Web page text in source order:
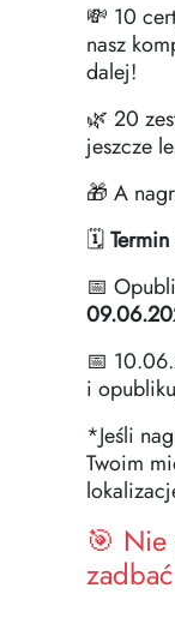
💸 10
nasz
dalej!
🌿 20
jeszcze
🎁 A
🗓
📅
📅
i
*Jeśli
Twoim
🎯